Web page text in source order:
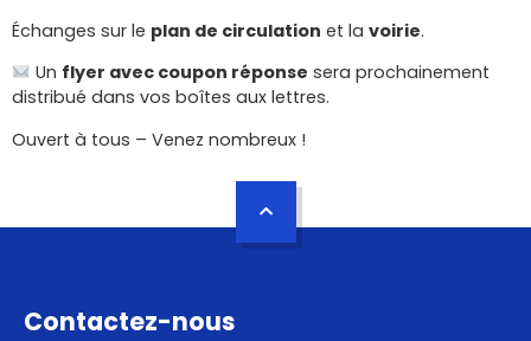
Échanges sur le plan de circulation et la voirie.
Un flyer avec coupon réponse sera prochainement
distribué dans vos boîtes aux lettres.
Ouvert à tous – Venez nombreux !
Contactez-nous